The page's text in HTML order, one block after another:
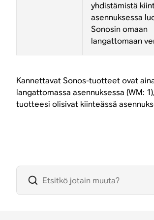
yhdistämistä
asennuksessa
Sonosin omaan
langattomaan
Kannettavat Sonos-tuotteet ovat
langattomassa asennuksessa (WM:
tuotteesi olisivat kiinteässä